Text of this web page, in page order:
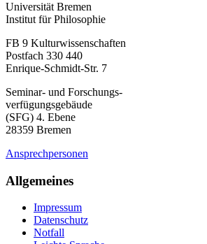
Universität Bremen
Institut für Philosophie
FB 9 Kulturwissenschaften
Postfach 330 440
Enrique-Schmidt-Str. 7
Seminar- und Forschungs-
verfügungsgebäude
(SFG) 4. Ebene
28359 Bremen
Ansprechpersonen
Allgemeines
Impressum
Datenschutz
Notfall